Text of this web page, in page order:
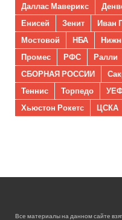
Даллас Маверикс
Енисей
Зенит Иван
Мостовой
НБА
Промес
РФС Ралли
СБОРНАЯ РОССИИ
Теннис
Торпедо
Хьюстон Рокетс
ЦСКА
Все материалы на данном сайте